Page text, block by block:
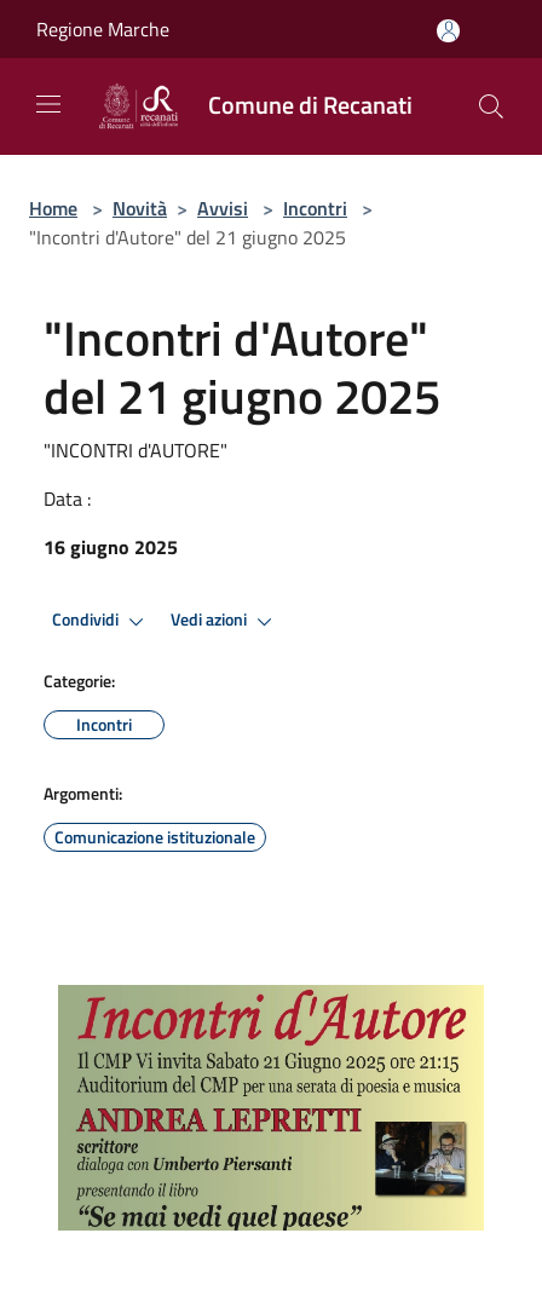
Regione Marche
Comune di Recanati
Home > Novità > Avvisi > Incontri >
"Incontri d'Autore" del 21 giugno 2025
"Incontri d'Autore"
del 21 giugno 2025
"INCONTRI d'AUTORE"
Data :
16 giugno 2025
Condividi Vedi azioni
Categorie:
Incontri
Argomenti:
Comunicazione istituzionale